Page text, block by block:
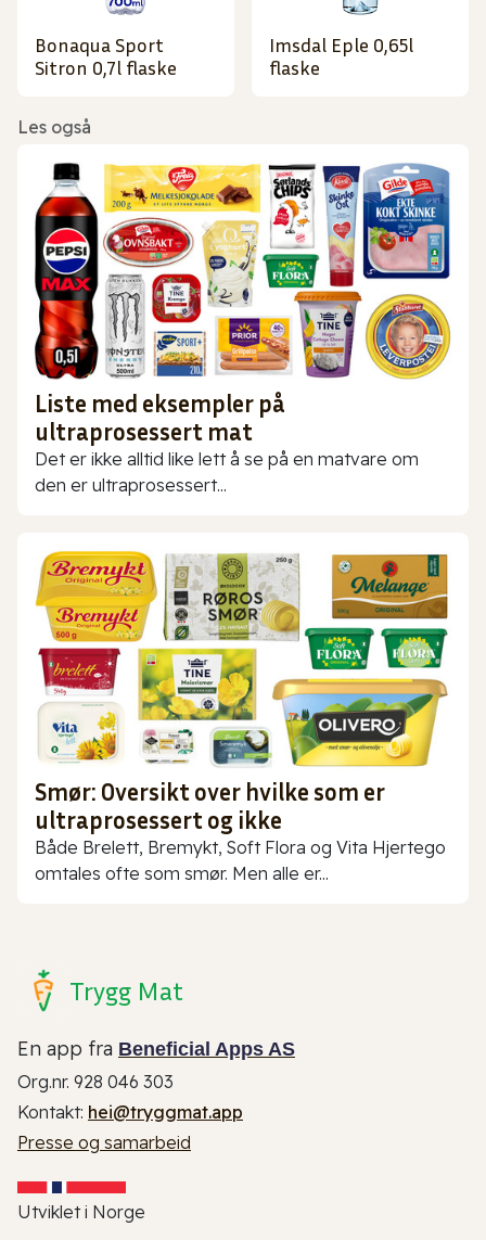
Bonaqua Sport
Sitron 0,7l flaske
Imsdal Eple 0,65l
flaske
Les også
Liste med eksempler på
ultraprosessert mat
Det er ikke alltid like lett å se på en matvare om
den er ultraprosessert...
Smør: Oversikt over hvilke som er
ultraprosessert og ikke
Både Brelett, Bremykt, Soft Flora og Vita Hjertego
omtales ofte som smør. Men alle er...
Trygg Mat
En app fra Beneficial Apps AS
Org.nr. 928 046 303
Kontakt: hei@tryggmat.app
Presse og samarbeid
Utviklet i Norge